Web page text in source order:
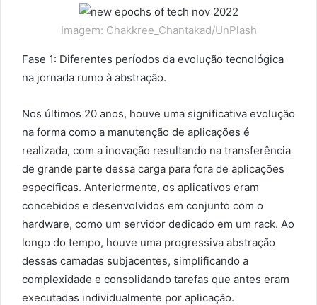
Imagem: Chakkree_Chantakad/UnPlash
Fase 1: Diferentes períodos da evolução tecnológica
na jornada rumo à abstração.
Nos últimos 20 anos, houve uma significativa evolução
na forma como a manutenção de aplicações é
realizada, com a inovação resultando na transferência
de grande parte dessa carga para fora de aplicações
específicas. Anteriormente, os aplicativos eram
concebidos e desenvolvidos em conjunto com o
hardware, como um servidor dedicado em um rack. Ao
longo do tempo, houve uma progressiva abstração
dessas camadas subjacentes, simplificando a
complexidade e consolidando tarefas que antes eram
executadas individualmente por aplicação.